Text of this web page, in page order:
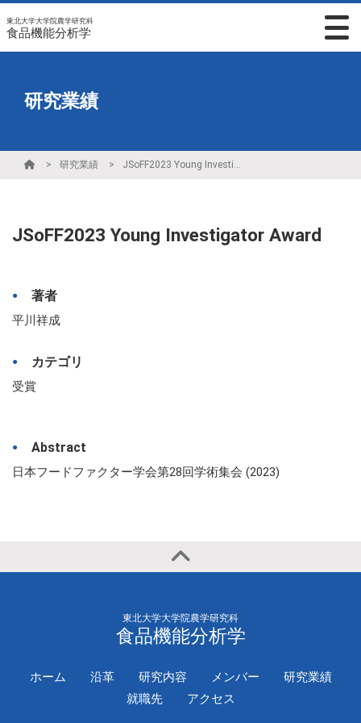
東北大学大学院農学研究科
食品機能分析学
研究業績
研究業績 JSoFF2023 Young Investigator Award
JSoFF2023 Young Investigator Award
著者
平川祥成
カテゴリ
受賞
Abstract
日本フードファクター学会第28回学術集会 (2023)
東北大学大学院農学研究科
食品機能分析学
ホーム 沿革 研究内容 メンバー
研究業績
就職先
アクセス